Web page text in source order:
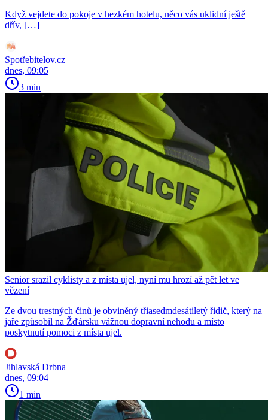
Když vejdete do pokoje v hezkém hotelu, něco vás uklidní ještě
dřív, […]
Spotřebitelov.cz
dnes, 09:05
3 min
Senior srazil cyklisty a z místa ujel, nyní mu hrozí až pět let ve
vězení
Ze dvou trestných činů je obviněný třiasedmdesátiletý řidič, který na
jaře způsobil na Žďársku vážnou dopravní nehodu a místo
poskytnutí pomoci z místa ujel.
Jihlavská Drbna
dnes, 09:04
1 min